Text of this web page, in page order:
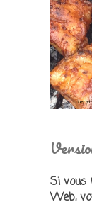
Si vous
Web,